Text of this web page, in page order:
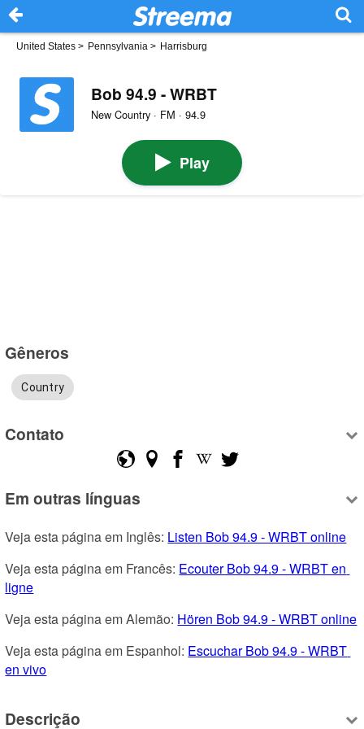
United States > Pennsylvania > Harrisburg
Bob 94.9 - WRBT
New Country · FM · 94.9
Play
Gêneros
Country
Contato
Em outras línguas
Veja esta página em Inglês: Listen Bob 94.9 - WRBT online
Veja esta página em Francês: Ecouter Bob 94.9 - WRBT en
ligne
Veja esta página em Alemão: Hören Bob 94.9 - WRBT online
Veja esta página em Espanhol: Escuchar Bob 94.9 - WRBT
en vivo
Descrição